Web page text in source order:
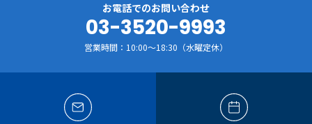
お電話でのお問い合わせ
03-3520-9993
営業時間：10:00～18:30（水曜定休）